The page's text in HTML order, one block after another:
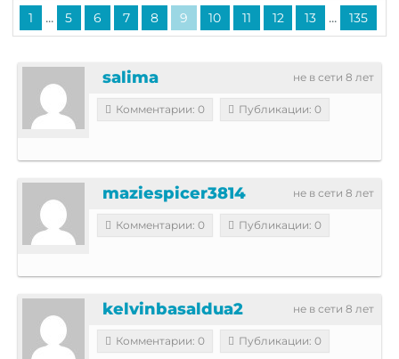
1 ... 5 6 7 8 9 10 11 12 13 ... 135
не в сети 8 лет
salima
Комментарии: 0 Публикации: 0
не в сети 8 лет
maziespicer3814
Комментарии: 0 Публикации: 0
не в сети 8 лет
kelvinbasaldua2
Комментарии: 0 Публикации: 0